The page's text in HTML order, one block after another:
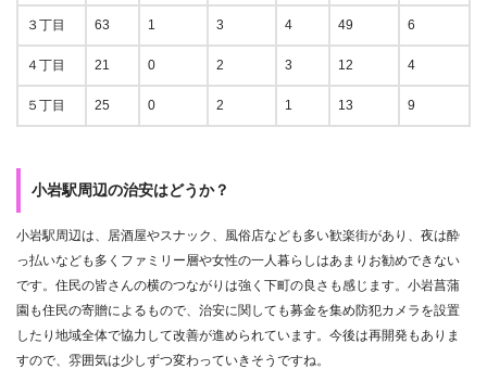
３丁目 63 1 3 4 49 6
４丁目 21 0 2 3 12 4
５丁目 25 0 2 1 13 9
小岩駅周辺の治安はどうか？
小岩駅周辺は、居酒屋やスナック、風俗店なども多い歓楽街があり、夜は酔
っ払いなども多くファミリー層や女性の一人暮らしはあまりお勧めできない
です。住民の皆さんの横のつながりは強く下町の良さも感じます。小岩菖蒲
園も住民の寄贈によるもので、治安に関しても募金を集め防犯カメラを設置
したり地域全体で協力して改善が進められています。今後は再開発もありま
すので、雰囲気は少しずつ変わっていきそうですね。